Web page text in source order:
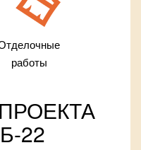
работы
22